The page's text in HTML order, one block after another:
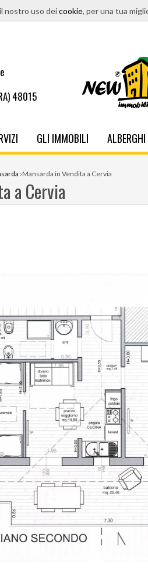
nostro uso deicookie, per una tua
48015
GLI IMMOBILI ALBERGHI
›Mansarda in Vendita a Cervia
a Cervia